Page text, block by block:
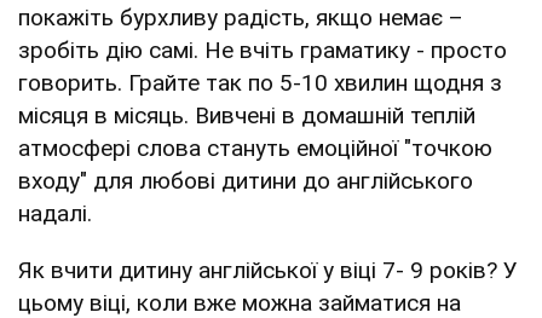
покажіть бурхливу радість, якщо немає –
зробіть дію самі. Не вчіть граматику - просто
говорить. Грайте так по 5-10 хвилин щодня з
місяця в місяць. Вивчені в домашній теплій
атмосфері слова стануть емоційної "точкою
входу" для любові дитини до англійського
надалі.
Як вчити дитину англійської у віці 7- 9 років? У
цьому віці, коли вже можна займатися на